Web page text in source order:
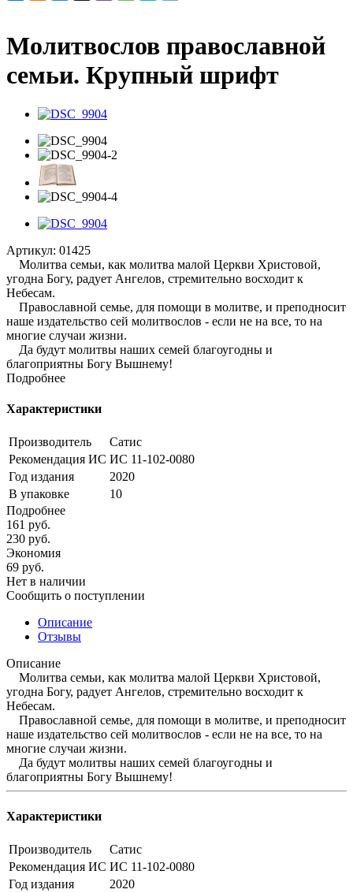
Молитвослов православной
семьи. Крупный шрифт
Артикул: 01425
Молитва семьи, как молитва малой Церкви Христовой,
угодна Богу, радует Ангелов, стремительно восходит к
Небесам.
Православной семье, для помощи в молитве, и преподносит
наше издательство сей молитвослов - если не на все, то на
многие случаи жизни.
Да будут молитвы наших семей благоугодны и
благоприятны Богу Вышнему!
Подробнее
Характеристики
Производитель
Сатис
Рекомендация ИС ИС 11-102-0080
Год издания
2020
В упаковке
10
Подробнее
161 руб.
230 руб.
Экономия
69 руб.
Нет в наличии
Сообщить о поступлении
Описание
Отзывы
Описание
Молитва семьи, как молитва малой Церкви Христовой,
угодна Богу, радует Ангелов, стремительно восходит к
Небесам.
Православной семье, для помощи в молитве, и преподносит
наше издательство сей молитвослов - если не на все, то на
многие случаи жизни.
Да будут молитвы наших семей благоугодны и
благоприятны Богу Вышнему!
Характеристики
Производитель
Сатис
Рекомендация ИС ИС 11-102-0080
Год издания
2020